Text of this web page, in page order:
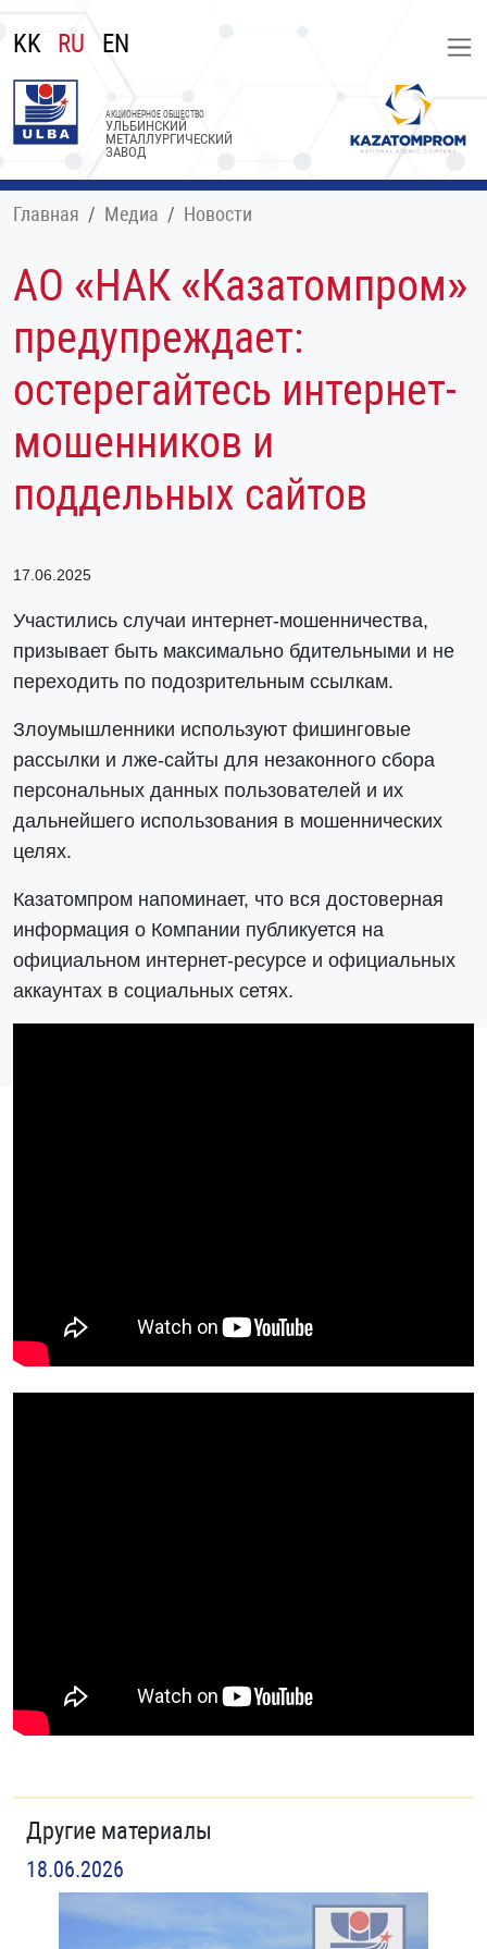
KK RU EN
УЛЬБИНСКИЙ
МЕТАЛЛУРГИЧЕСКИЙ
ЗАВОД
АКЦИОНЕРНОЕ ОБЩЕСТВО
Главная Медиа Новости
АО «НАК «Казатомпром»
предупреждает:
остерегайтесь интернет-
мошенников и
поддельных сайтов
17.06.2025
Участились случаи интернет-мошенничества,
призывает быть максимально бдительными и не
переходить по подозрительным ссылкам.
Злоумышленники используют фишинговые
рассылки и лже-сайты для незаконного сбора
персональных данных пользователей и их
дальнейшего использования в мошеннических
целях.
Казатомпром напоминает, что вся достоверная
информация о Компании публикуется на
официальном интернет-ресурсе и официальных
аккаунтах в социальных сетях.
Другие материалы
18.06.2026